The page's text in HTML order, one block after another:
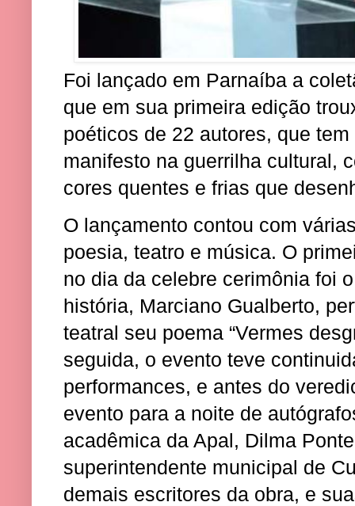
Foi lançado em Parnaíba a
que em sua primeira edição
poéticos de 22 autores, que
manifesto na guerrilha cultural,
cores quentes e frias que
O lançamento contou com
poesia, teatro e música. O
no dia da celebre cerimônia foi
história, Marciano Gualberto,
teatral seu poema “Vermes
seguida, o evento teve
performances, e antes do
evento para a noite de
acadêmica da Apal, Dilma
superintendente municipal de
demais escritores da obra, e